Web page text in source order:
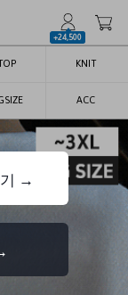
+24,500
KNIT
ACC
기 →